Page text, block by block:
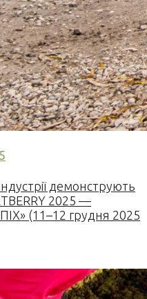
демонструють
2025 —
(11–12 грудня 2025